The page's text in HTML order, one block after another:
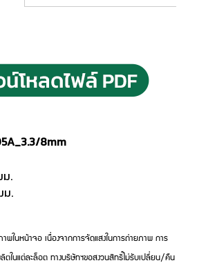
8mm
.
ม.
พในหน้าจอ เนื่องจากการจัดแสงในการถ่ายภาพ การ
ลิตในแต่ละล็อต ทางบริษัทฯขอสงวนสิทธิ์ไม่รับเปลี่ยน/คืน